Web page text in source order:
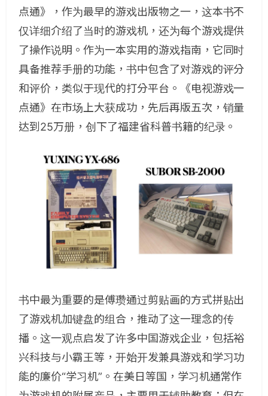
点通》，作为最早的游戏出版物之一，这本书不
仅详细介绍了当时的游戏机，还为每个游戏提供
了操作说明。作为一本实用的游戏指南，它同时
具备推荐手册的功能，书中包含了对游戏的评分
和评价，类似于现代的打分平台。《电视游戏一
点通》在市场上大获成功，先后再版五次，销量
达到25万册，创下了福建省科普书籍的纪录。
书中最为重要的是傅瓒通过剪贴画的方式拼贴出
了游戏机加键盘的组合，推动了这一理念的传
播。这一观点启发了许多中国游戏企业，包括裕
兴科技与小霸王等，开始开发兼具游戏和学习功
能的廉价“学习机”。在美日等国，学习机通常作